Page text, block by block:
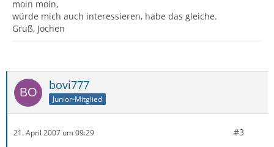
moin moin,
würde mich auch interessieren, habe das gleiche.
Gruß, Jochen
bovi777
Junior-Mitglied
21. April 2007 um 09:29 #3